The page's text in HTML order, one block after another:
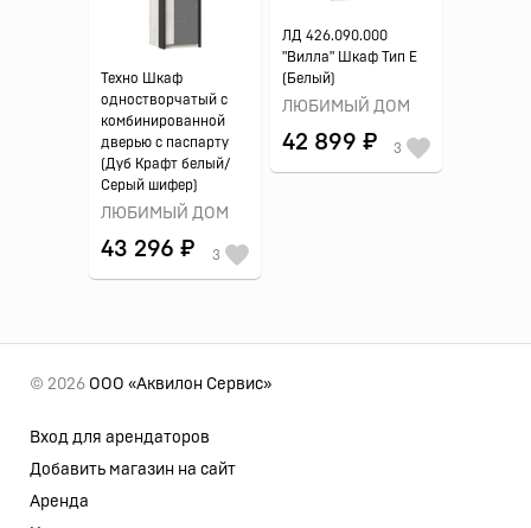
ЛД 426.090.000
"Вилла" Шкаф Тип E
(Белый)
ЛЮБИМЫЙ ДОМ
42 899 ₽ 3
Техно Шкаф
одностворчатый с
комбинированной
дверью с паспарту
(Дуб Крафт белый/
Серый шифер)
ЛЮБИМЫЙ ДОМ
43 296 ₽ 3
© 2026 ООО «Аквилон Сервис»
Вход для арендаторов
Добавить магазин на сайт
Аренда